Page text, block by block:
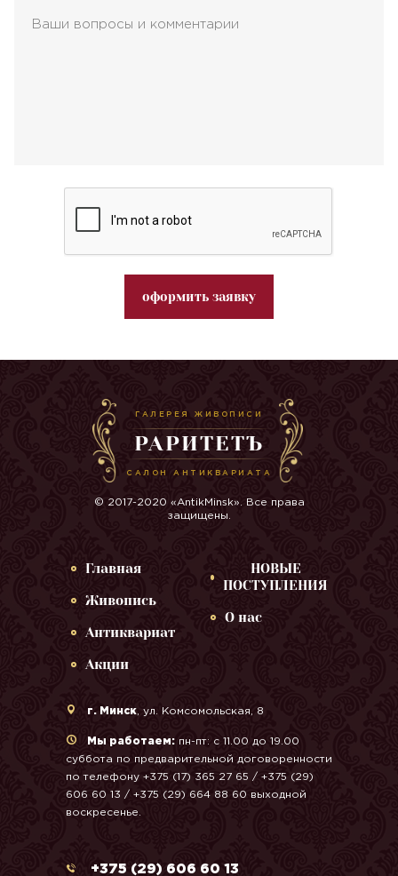
оформить заявку
ГАЛЕРЕЯ ЖИВОПИСИ
РАРИТЕТЪ
САЛОН АНТИКВАРИАТА
© 2017-2020 «AntikMinsk». Все права
защищены.
Главная
Живопись
Антиквариат
Акции
НОВЫЕ
ПОСТУПЛЕНИЯ
О нас
г. Минск , ул. Комсомольская, 8
Мы работаем: пн-пт: с 11.00 до 19.00
суббота по предварительной договоренности
по телефону +375 (17) 365 27 65 / +375 (29)
606 60 13 / +375 (29) 664 88 60 выходной
воскресенье.
+375 (29) 606 60 13